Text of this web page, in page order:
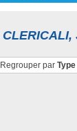
CLERICALI,
Regrouper par Type|